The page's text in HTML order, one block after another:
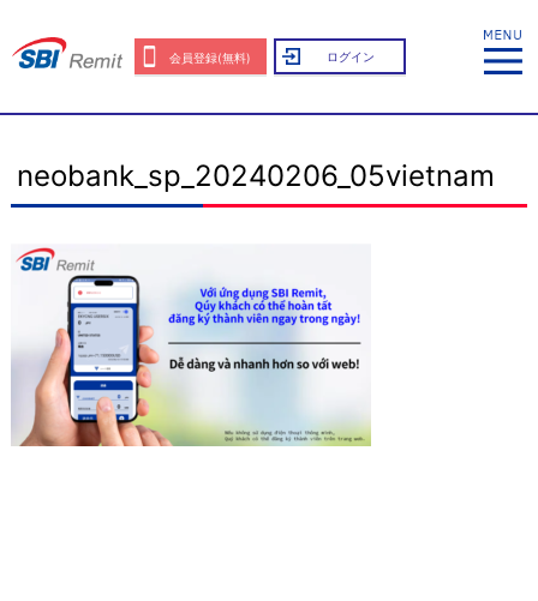
会員登録(無料) ログイン
neobank_sp_20240206_05vietnam